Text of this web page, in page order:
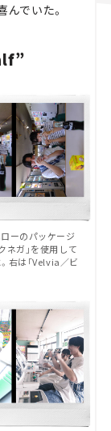
んでいた。
ーのパッケージ
ネガ」を使用して
右は「Velvia／ビ